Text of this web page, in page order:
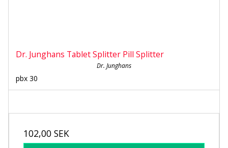
Dr. Junghans Tablet Splitter Pill Splitter
Dr. Junghans
pbx 30
102,00 SEK